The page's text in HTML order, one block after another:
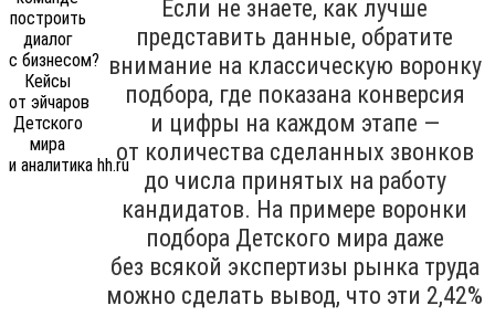
Если не знаете, как лучше
представить данные, обратите
внимание на классическую воронку
подбора, где показана конверсия
и цифры на каждом этапе —
от количества сделанных звонков
до числа принятых на работу
кандидатов. На примере воронки
подбора Детского мира даже
без всякой экспертизы рынка труда
можно сделать вывод, что эти 2,42%